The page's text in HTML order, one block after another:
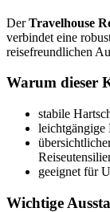
DerTravelhouse
verbindet eine
reisefreundlichen
Warum dieser
stabile
leichtgängige
geeignet für
Wichtige